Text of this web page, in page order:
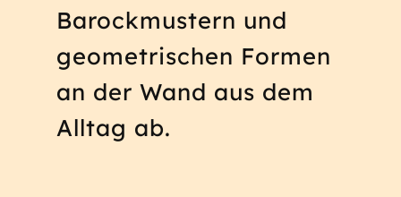
Barockmustern und
geometrischen Formen
an der Wand aus dem
Alltag ab.